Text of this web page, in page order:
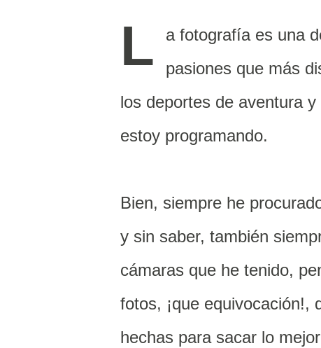
L
a fotografía es una
pasiones que más
los deportes de aventura
estoy programando.
Bien, siempre he
y sin saber, también
cámaras que he tenido,
fotos, ¡que equivocación!,
hechas para sacar lo